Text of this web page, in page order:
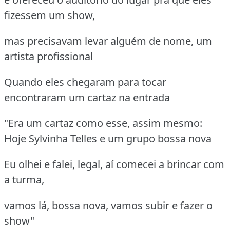
fizessem um show,
mas precisavam levar alguém de nome, um
artista profissional
Quando eles chegaram para tocar
encontraram um cartaz na entrada
"Era um cartaz como esse, assim mesmo:
Hoje Sylvinha Telles e um grupo bossa nova
Eu olhei e falei, legal, aí comecei a brincar com
a turma,
vamos lá, bossa nova, vamos subir e fazer o
show"